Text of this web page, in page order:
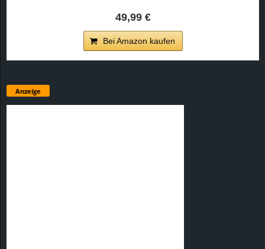
49,99 €
Bei Amazon kaufen
Anzeige